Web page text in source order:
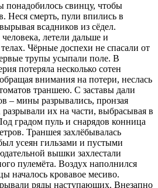
понадобилось свинцу, чтобы
Неся смерть, пули впились в
всадников из сёдел.
летели дальше и
Чёрные доспехи не спасали от
трупы усыпали поле. В
потеряла несколько сотен
внимания на потери, неслась
траншею. С заставы дали
– мины разрывались, пронзая
их на части, выбрасывая в
градом пуль и снарядов конница
Траншея захлёбывалась
усеян гильзами и пустыми
вышки захлестали
пулемёта. Воздух наполнился
началось кровавое месиво.
ряды наступающих. Внезапно